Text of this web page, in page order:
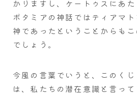
かりますし、ケートゥスにあ
ポタミアの神話ではティアマ
神であったということからも
でしょう。
今風の言葉でいうと、このく
は、私たちの潜在意識と言っ